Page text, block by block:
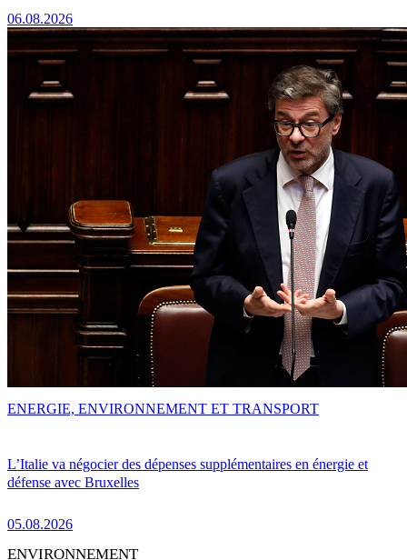
06.08.2026
L’Italie va négocier des dépenses supplémentaires en énergie et
défense avec Bruxelles
05.08.2026
ENERGIE, ENVIRONNEMENT ET TRANSPORT
ENVIRONNEMENT